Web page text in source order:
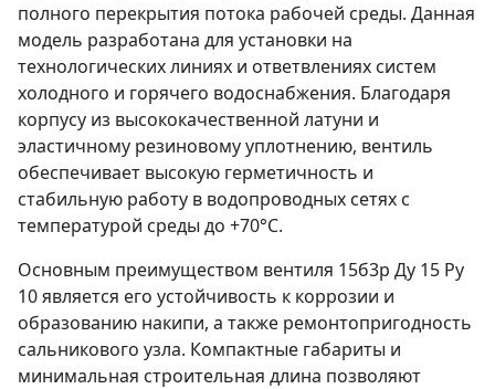
полного перекрытия потока рабочей среды. Данная
модель разработана для установки на
технологических линиях и ответвлениях систем
холодного и горячего водоснабжения. Благодаря
корпусу из высококачественной латуни и
эластичному резиновому уплотнению, вентиль
обеспечивает высокую герметичность и
стабильную работу в водопроводных сетях с
температурой среды до +70°C.
Основным преимуществом вентиля 15б3р Ду 15 Ру
10 является его устойчивость к коррозии и
образованию накипи, а также ремонтопригодность
сальникового узла. Компактные габариты и
минимальная строительная длина позволяют